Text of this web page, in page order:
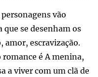
vão
se desenham os
escravização.
é A menina,
a viver com um clã de